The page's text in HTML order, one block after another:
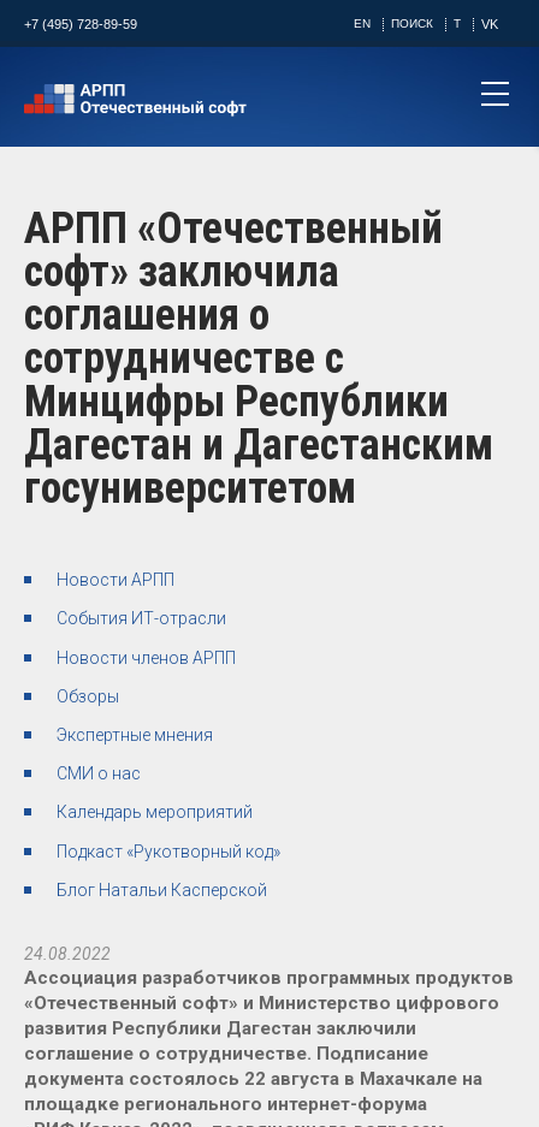
+7 (495) 728-89-59 EN ПОИСК T VK
АРПП «Отечественный
софт» заключила
соглашения о
сотрудничестве с
Минцифры Республики
Дагестан и Дагестанским
госуниверситетом
Новости АРПП
События ИТ-отрасли
Новости членов АРПП
Обзоры
Экспертные мнения
СМИ о нас
Календарь мероприятий
Подкаст «Рукотворный код»
Блог Натальи Касперской
24.08.2022
Ассоциация разработчиков программных продуктов
«Отечественный софт» и Министерство цифрового
развития Республики Дагестан заключили
соглашение о сотрудничестве. Подписание
документа состоялось 22 августа в Махачкале на
площадке регионального интернет-форума